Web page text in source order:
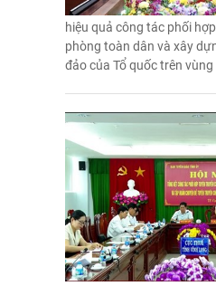
hiệu quả công tác phối
phòng toàn dân và xây
đảo của Tổ quốc trên vùng